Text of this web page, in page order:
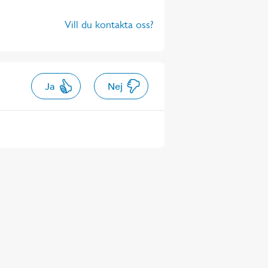
Vill du kontakta oss?
Ja Nej